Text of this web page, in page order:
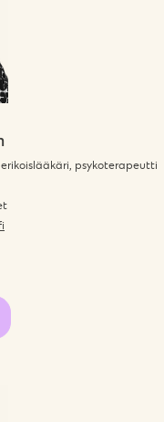
erikoislääkäri, psykoterapeutti